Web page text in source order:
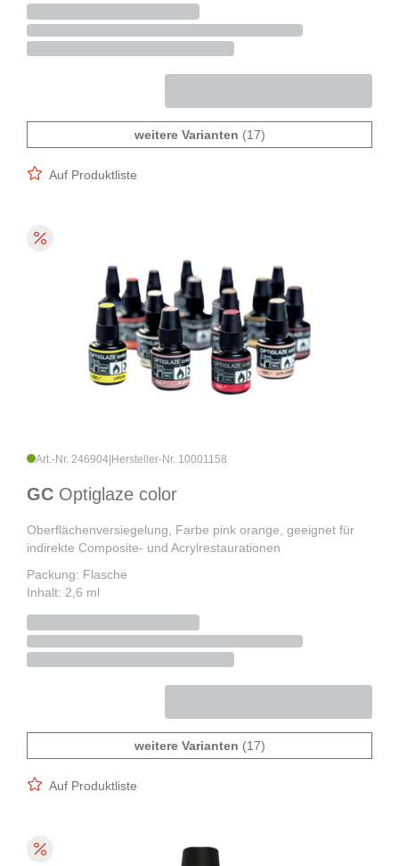
weitere Varianten (17)
Auf Produktliste
Art.-Nr. 246904 Hersteller-Nr. 10001158
GC Optiglaze color
Oberflächenversiegelung, Farbe pink orange, geeignet für
indirekte Composite- und Acrylrestaurationen
Packung: Flasche
Inhalt: 2,6 ml
weitere Varianten (17)
Auf Produktliste